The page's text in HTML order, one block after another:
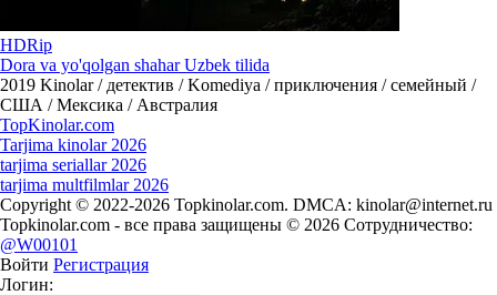
HDRip
Dora va yo'qolgan shahar Uzbek tilida
2019 Kinolar / детектив / Komediya / приключения / семейный /
США / Мексика / Австралия
TopKinolar.com
Tarjima kinolar 2026
tarjima seriallar 2026
tarjima multfilmlar 2026
Copyright © 2022-2026 Topkinolar.com. DMCA: kinolar@internet.ru
Topkinolar.com - все права защищены © 2026 Сотрудничество:
@W00101
Войти Регистрация
Логин: